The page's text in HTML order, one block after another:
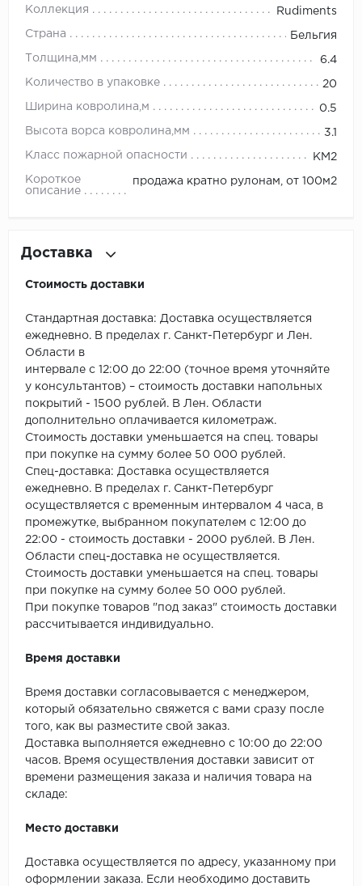
Next Step
Novafloor
Primavera
SPC Alta Step
SPC Betta
SPC Flooring
SPC Ideal Flooring
SPC Kronostep
SPC Promo
SPC Stronghold
Tulesna
Veon
Vinil click
Коллекция Rudiments
Страна Бельгия
Толщина,мм 6.4
Количество в упаковке 20
Ширина ковролина,м 0.5
Высота ворса ковролина,мм 3.1
Класс пожарной опасности КМ2
Короткое
описание
продажа кратно рулонам, от 100м2
Доставка
Стоимость доставки
Стандартная доставка: Доставка осуществляется
ежедневно. В пределах г. Санкт-Петербург и Лен.
Области в
интервале с 12:00 до 22:00 (точное время уточняйте
у консультантов) – стоимость доставки напольных
покрытий - 1500 рублей. В Лен. Области
дополнительно оплачивается километраж.
Стоимость доставки уменьшается на спец. товары
при покупке на сумму более 50 000 рублей.
Спец-доставка: Доставка осуществляется
ежедневно. В пределах г. Санкт-Петербург
осуществляется с временным интервалом 4 часа, в
промежутке, выбранном покупателем с 12:00 до
22:00 - стоимость доставки - 2000 рублей. В Лен.
Области спец-доставка не осуществляется.
Стоимость доставки уменьшается на спец. товары
при покупке на сумму более 50 000 рублей.
При покупке товаров "под заказ" стоимость доставки
рассчитывается индивидуально.
Время доставки
Время доставки согласовывается с менеджером,
который обязательно свяжется с вами сразу после
того, как вы разместите свой заказ.
Доставка выполняется ежедневно с 10:00 до 22:00
часов. Время осуществления доставки зависит от
времени размещения заказа и наличия товара на
складе:
Место доставки
Доставка осуществляется по адресу, указанному при
оформлении заказа. Если необходимо доставить